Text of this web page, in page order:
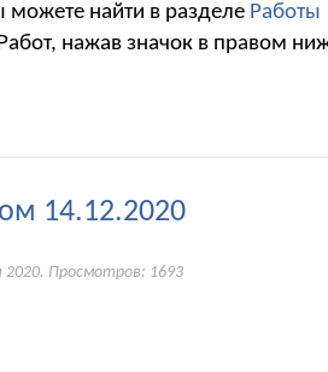
можете найти в разделе Работы
нажав значок в правом
14.12.2020
2020. Просмотров: 1693